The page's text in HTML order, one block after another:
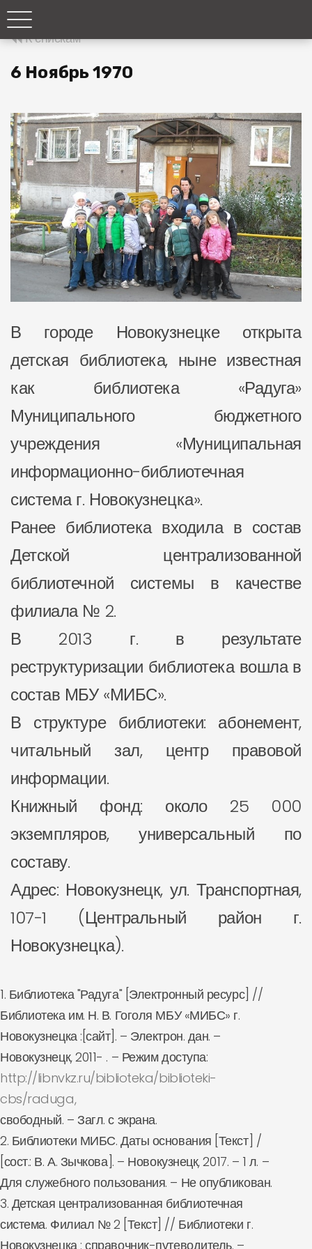
К спискам
6 Ноябрь 1970
В городе Новокузнецке открыта
детская библиотека, ныне известная
как библиотека «Радуга»
Муниципального бюджетного
учреждения «Муниципальная
информационно-библиотечная
система г. Новокузнецка».
Ранее библиотека входила в состав
Детской централизованной
библиотечной системы в качестве
филиала № 2.
В 2013 г. в результате
реструктуризации библиотека вошла в
состав МБУ «МИБС».
В структуре библиотеки: абонемент,
читальный зал, центр правовой
информации.
Книжный фонд: около 25 000
экземпляров, универсальный по
составу.
Адрес: Новокузнецк, ул. Транспортная,
107-1 (Центральный район г.
Новокузнецка).
1. Библиотека "Радуга" [Электронный ресурс] //
Библиотека им. Н. В. Гоголя МБУ «МИБС» г.
Новокузнецка :[сайт]. – Электрон. дан. –
Новокузнецк, 2011- . – Режим доступа:
http://libnvkz.ru/biblioteka/biblioteki-
cbs/raduga,
свободный. – Загл. с экрана.
2. Библиотеки МИБС. Даты основания [Текст] /
[сост.: В. А. Зычкова]. – Новокузнецк, 2017. – 1 л. –
Для служебного пользования. – Не опубликован.
3. Детская централизованная библиотечная
система. Филиал № 2 [Текст] // Библиотеки г.
Новокузнецка : справочник-путеводитель. –